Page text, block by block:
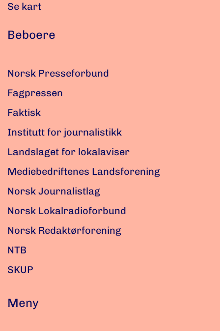
Se kart
Beboere
Norsk Presseforbund
Fagpressen
Faktisk
Institutt for journalistikk
Landslaget for lokalaviser
Mediebedriftenes Landsforening
Norsk Journalistlag
Norsk Lokalradioforbund
Norsk Redaktørforening
NTB
SKUP
Meny